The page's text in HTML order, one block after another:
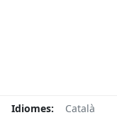
Idiomes: Català